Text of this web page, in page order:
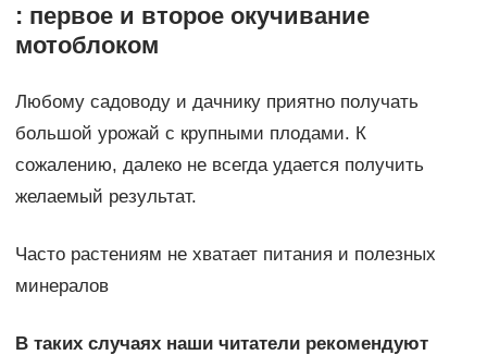
: первое и второе окучивание
мотоблоком
Любому садоводу и дачнику приятно получать
большой урожай с крупными плодами. К
сожалению, далеко не всегда удается получить
желаемый результат.
Часто растениям не хватает питания и полезных
минералов
В таких случаях наши читатели рекомендуют